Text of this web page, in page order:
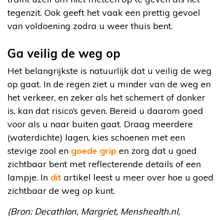
tegenzit. Ook geeft het vaak een prettig gevoel
van voldoening zodra u weer thuis bent.
Ga veilig de weg op
Het belangrijkste is natuurlijk dat u veilig de weg
op gaat. In de regen ziet u minder van de weg en
het verkeer, en zeker als het schemert of donker
is, kan dat risico’s geven. Bereid u daarom goed
voor als u naar buiten gaat. Draag meerdere
(waterdichte) lagen, kies schoenen met een
stevige zool en goede grip en zorg dat u goed
zichtbaar bent met reflecterende details of een
lampje. In dit artikel leest u meer over hoe u goed
zichtbaar de weg op kunt.
(Bron: Decathlon, Margriet, Menshealth.nl,